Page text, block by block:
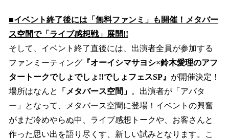
■イベント終了後には「無料ファンミ」も開催！メタバー
ス空間で「ライブ感想戦」展開!!
そして、イベント終了直後には、出演者全員が参加する
ファンミーティング 『オーイシマサヨシ×鈴木愛理のアフ
タートークでしょでしょ!!でしょフェスSP』 が開催決定！
場所はなんと
「メタバース空間」 。出演者が「アバタ
ー」となって、メタバース空間に登場！イベントの興奮
がまだ冷めやらぬ中、ライブ感想トークや、お客さんと
作った思い出を語り尽くす、新しい試みとなります。こ